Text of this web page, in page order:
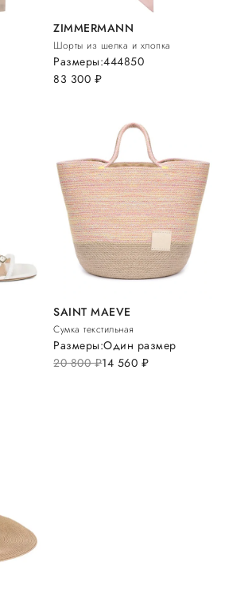
ZIMMERMANN
Шорты из шелка и хлопка
83 300 руб.
Размеры:444850
SAINT MAEVE
Сумка текстильная
20 800руб.14 560 руб.
Размеры:Один размер